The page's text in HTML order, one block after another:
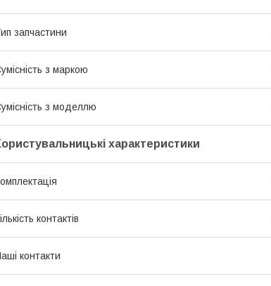
запчастини
з маркою
з моделлю
характеристики
контактів
контакти